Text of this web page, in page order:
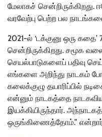
மேலாகச் சென்றிருக்கிறது.
வரவேற்பு பெற்ற பல
2021-ல் ‘டக்குனு ஒரு
சென்றிருக்கிறது. சமூக
செயல்பாடுகளைப் பதிவு
எங்களை அறிந்து நாடகம்
கலைக்குழு தயாரிப்பில்
என்னும் நாடகத்தை
இயக்கியிருந்தார்.
ஒருங்கிணைத்தோம்.”